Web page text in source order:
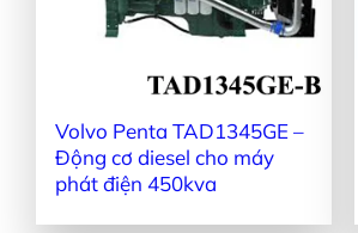
Volvo Penta TAD1345GE –
Động cơ diesel cho máy
phát điện 450kva